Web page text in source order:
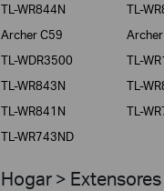
TL-WR844N
TL-
Archer C59
TL-WDR3500
TL-
TL-WR843N
TL-
TL-WR841N
TL-
TL-WR743ND
Hogar >